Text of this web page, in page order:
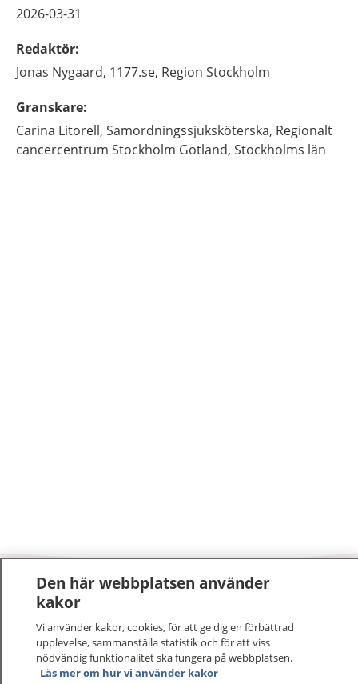
2026-03-31
Redaktör:
Jonas Nygaard, 1177.se, Region Stockholm
Granskare:
Carina Litorell, Samordningssjuksköterska, Regionalt
cancercentrum Stockholm Gotland, Stockholms län
1177–tryggt om din hälsa och vård
På 1177.se får du råd om hälsa och information om
sjukdomar och vilka mottagningar du kan kontakta.
Logga in för att läsa din journal och göra dina
Den här webbplatsen använder
kakor
Vi använder kakor, cookies, för att ge dig en förbättrad
upplevelse, sammanställa statistik och för att viss
nödvändig funktionalitet ska fungera på webbplatsen.
Läs mer om hur vi använder kakor